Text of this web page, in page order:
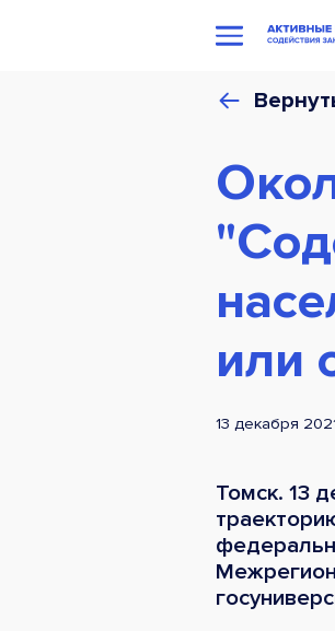
или
13 декабря
Томск. 13